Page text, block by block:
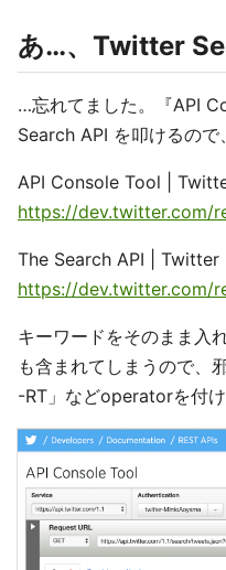
あ…、Twitter
…忘れてました。『API
Search API を叩けるので
API Console Tool |
https://dev.twitter.com/
The Search API |
https://dev.twitter.com/
キーワードをそのまま入
も含まれてしまうので、
-RT」などoperatorを付け